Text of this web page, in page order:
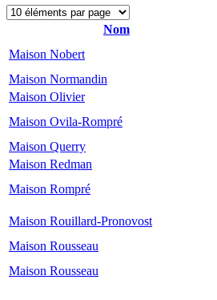
Nom
Maison Nobert
Maison Normandin
Maison Olivier
Maison Ovila-Rompré
Maison Querry
Maison Redman
Maison Rompré
Maison Rouillard-Pronovost
Maison Rousseau
Maison Rousseau